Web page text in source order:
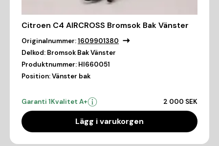
Citroen C4 AIRCROSS Bromsok Bak Vänster
Originalnummer:1609901380
Delkod: Bromsok Bak Vänster
Produktnummer: HI660051
Position:Vänster bak
Garanti 1Kvalitet A+ 2 000 SEK
Lägg i varukorgen